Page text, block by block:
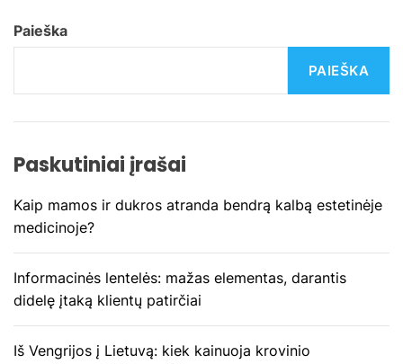
a
i
a
t
a
r
p
Paieška
PAIEŠKA
Paskutiniai įrašai
Kaip mamos ir dukros atranda bendrą kalbą estetinėje
medicinoje?
Informacinės lentelės: mažas elementas, darantis
didelę įtaką klientų patirčiai
Iš Vengrijos į Lietuvą: kiek kainuoja krovinio